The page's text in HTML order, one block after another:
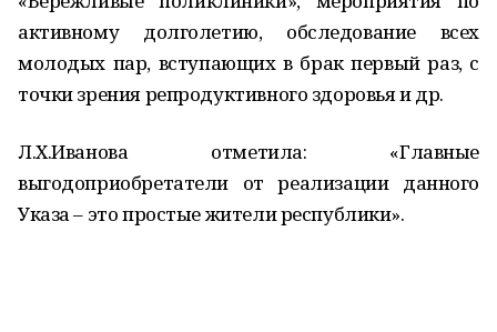
активному долголетию, обследование всех
молодых пар, вступающих в брак первый раз, с
точки зрения репродуктивного здоровья и др.
Л.Х.Иванова отметила: «Главные
выгодоприобретатели от реализации данного
Указа – это простые жители республики».